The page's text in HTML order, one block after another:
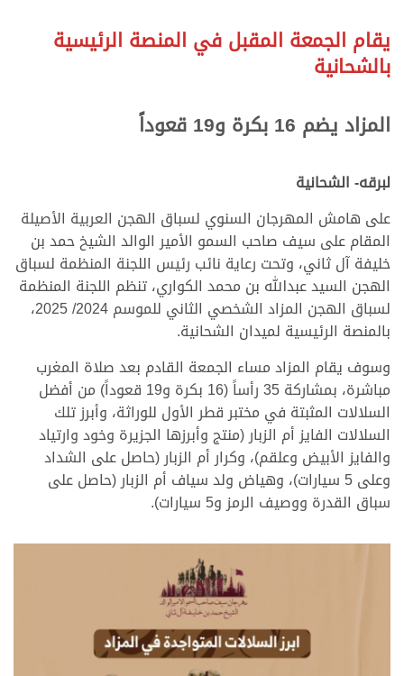
يقام الجمعة المقبل في المنصة الرئيسية
بالشحانية
المزاد يضم 16 بكرة و19 قعوداً
لبرقه- الشحانية
على هامش المهرجان السنوي لسباق الهجن العربية الأصيلة
المقام على سيف صاحب السمو الأمير الوالد الشيخ حمد بن
خليفة آل ثاني، وتحت رعاية نائب رئيس اللجنة المنظمة لسباق
الهجن السيد عبدالله بن محمد الكواري، تنظم اللجنة المنظمة
لسباق الهجن المزاد الشخصي الثاني للموسم 2024/ 2025،
بالمنصة الرئيسية لميدان الشحانية.
وسوف يقام المزاد مساء الجمعة القادم بعد صلاة المغرب
مباشرة، بمشاركة 35 رأساً (16 بكرة و19 قعوداً) من أفضل
السلالات المثبتة في مختبر قطر الأول للوراثة، وأبرز تلك
السلالات الفايز أم الزبار (منتج وأبرزها الجزيرة وخود وارتياد
والفايز الأبيض وعلقم)، وكرار أم الزبار (حاصل على الشداد
وعلى 5 سيارات)، وهياض ولد سياف أم الزبار (حاصل على
سباق القدرة ووصيف الرمز و5 سيارات).